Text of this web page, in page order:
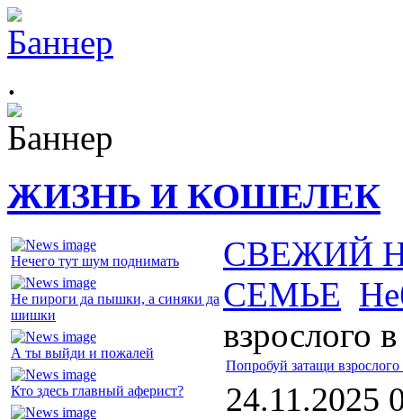
.
ЖИЗНЬ И КОШЕЛЕК
Нечего тут шум поднимать
Не пироги да пышки, а синяки да
шишки
А ты выйди и пожалей
Кто здесь главный аферист?
СВЕЖИЙ
СЕМЬЕ
взрослого
Попробуй затащи
24.11.2025